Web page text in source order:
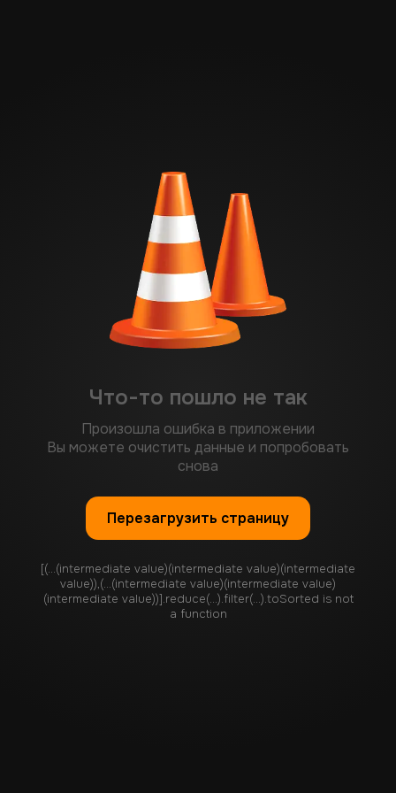
Что-то пошло не так
Произошла ошибка в приложении
Вы можете очистить данные и попробовать
снова
Перезагрузить страницу
[(...(intermediate value)(intermediate value)(intermediate
value)),(...(intermediate value)(intermediate value)
(intermediate value))].reduce(...).filter(...).toSorted is not
a function